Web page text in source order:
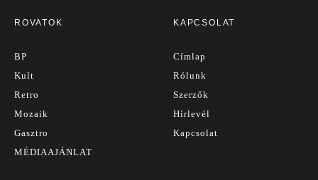
ROVATOK
BP
Kult
Retro
Mozaik
Gasztro
MÉDIAAJÁNLAT
KAPCSOLAT
Címlap
Rólunk
Szerzők
Hírlevél
Kapcsolat